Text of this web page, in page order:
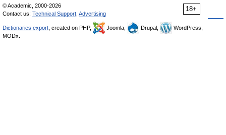
18+
© Academic, 2000-2026
Contact us: Technical Support Advertising
Dictionaries export , created on PHP, Joomla, Drupal,
WordPress,
MODx.